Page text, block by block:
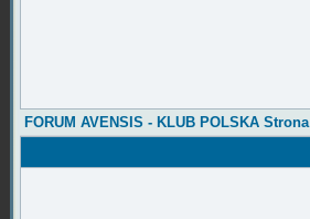
FORUM AVENSIS - KLUB POLSKA